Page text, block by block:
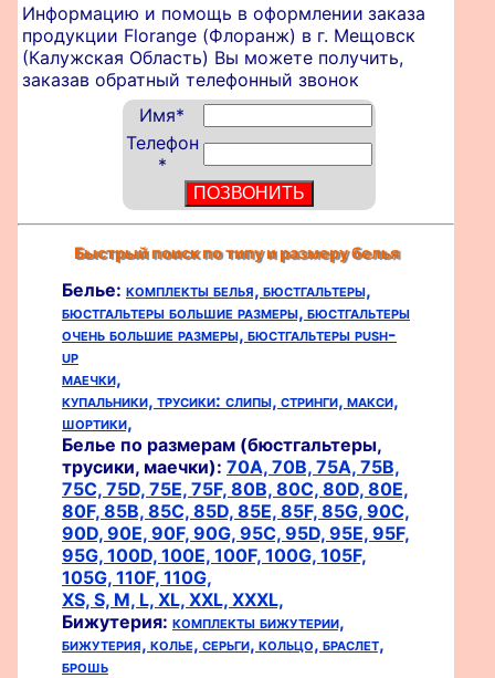
Информацию и помощь в оформлении заказа
продукции Florange (Флоранж) в г. Мещовск
(Калужская Область) Вы можете получить,
заказав обратный телефонный звонок
Имя*
Телефон
*
Быстрый поиск по типу и размеру белья
Белье: комплекты белья, бюстгальтеры,
бюстгальтеры большие размеры, бюстгальтеры
очень большие размеры, бюстгальтеры push-
up
маечки,
купальники, трусики: слипы, стринги, макси,
шортики,
Белье по размерам (бюстгальтеры,
трусики, маечки): 70A, 70B, 75A, 75B,
75C, 75D, 75E, 75F, 80B, 80C, 80D, 80E,
80F, 85B, 85C, 85D, 85E, 85F, 85G, 90C,
90D, 90E, 90F, 90G, 95C, 95D, 95E, 95F,
95G, 100D, 100E, 100F, 100G, 105F,
105G, 110F, 110G,
XS, S, M, L, XL, XXL, XXXL,
Бижутерия: комплекты бижутерии,
бижутерия, колье, серьги, кольцо, браслет,
брошь